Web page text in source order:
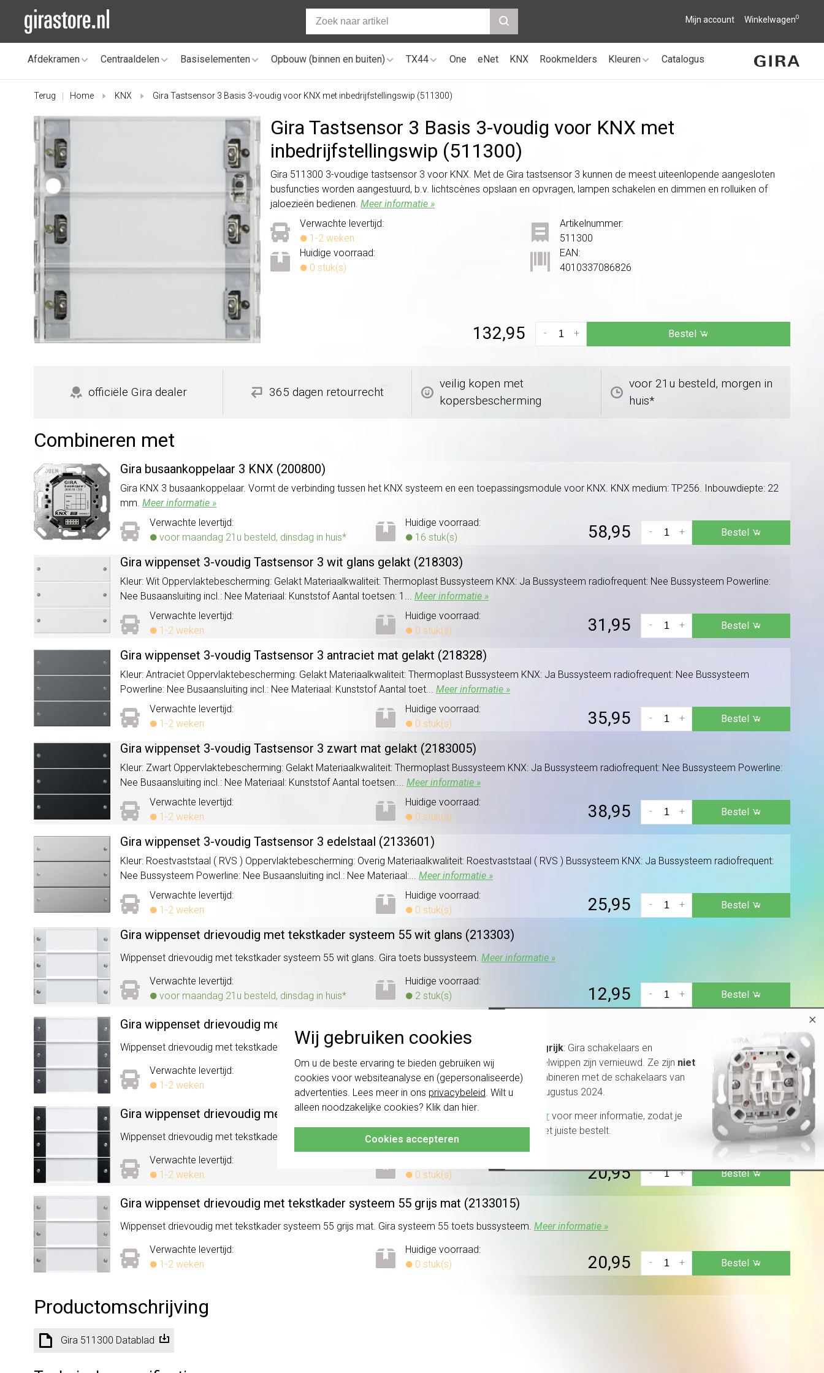
Wij gebruiken cookies
Om u de beste ervaring te bieden gebruiken wij
cookies voor websiteanalyse en (gepersonaliseerde)
advertenties. Lees meer in ons privacybeleid. Wilt u
alleen noodzakelijke cookies? Klik dan hier.
Cookies accepteren
Mijn account Winkelwagen0
Afdekramen Centraaldelen Basiselementen Opbouw (binnen en buiten) TX44 One eNet KNX Rookmelders Kleuren Catalogus
Terug Home KNX Gira Tastsensor 3 Basis 3-voudig voor KNX met inbedrijfstellingswip (511300)
Gira Tastsensor 3 Basis 3-voudig voor KNX met
inbedrijfstellingswip (511300)
Gira 511300 3-voudige tastsensor 3 voor KNX. Met de Gira tastsensor 3 kunnen de meest uiteenlopende aangesloten
busfuncties worden aangestuurd, b.v. lichtscènes opslaan en opvragen, lampen schakelen en dimmen en rolluiken of
jaloezieën bedienen.Meer informatie »
Verwachte levertijd:
1-2 weken
Huidige voorraad:
0 stuk(s)
Artikelnummer:
511300
EAN:
4010337086826
132,95 +
- Bestel
officiële Gira dealer 365 dagen retourrecht
veilig kopen met
kopersbescherming
voor 21u besteld, morgen in
huis*
Combineren met
Gira busaankoppelaar 3 KNX (200800)
Gira KNX 3 busaankoppelaar. Vormt de verbinding tussen het KNX systeem en een toepassingsmodule voor KNX. KNX medium: TP256. Inbouwdiepte: 22
mm. Meer informatie »
Verwachte levertijd:
voor maandag 21u besteld, dinsdag in huis*
Huidige voorraad:
16 stuk(s)
58,95 +
- Bestel
Gira wippenset 3-voudig Tastsensor 3 wit glans gelakt (218303)
Kleur: Wit Oppervlaktebescherming: Gelakt Materiaalkwaliteit: Thermoplast Bussysteem KNX: Ja Bussysteem radiofrequent: Nee Bussysteem Powerline:
Nee Busaansluiting incl.: Nee Materiaal: Kunststof Aantal toetsen: 1... Meer informatie »
Verwachte levertijd:
1-2 weken
Huidige voorraad:
0 stuk(s)
31,95 +
- Bestel
Gira wippenset 3-voudig Tastsensor 3 antraciet mat gelakt (218328)
Kleur: Antraciet Oppervlaktebescherming: Gelakt Materiaalkwaliteit: Thermoplast Bussysteem KNX: Ja Bussysteem radiofrequent: Nee Bussysteem
Powerline: Nee Busaansluiting incl.: Nee Materiaal: Kunststof Aantal toet... Meer informatie »
Verwachte levertijd:
1-2 weken
Huidige voorraad:
0 stuk(s)
35,95 +
- Bestel
Gira wippenset 3-voudig Tastsensor 3 zwart mat gelakt (2183005)
Kleur: Zwart Oppervlaktebescherming: Gelakt Materiaalkwaliteit: Thermoplast Bussysteem KNX: Ja Bussysteem radiofrequent: Nee Bussysteem Powerline:
Nee Busaansluiting incl.: Nee Materiaal: Kunststof Aantal toetsen:... Meer informatie »
Verwachte levertijd:
1-2 weken
Huidige voorraad:
0 stuk(s)
38,95 +
- Bestel
Gira wippenset 3-voudig Tastsensor 3 edelstaal (2133601)
Kleur: Roestvaststaal ( RVS ) Oppervlaktebescherming: Overig Materiaalkwaliteit: Roestvaststaal ( RVS ) Bussysteem KNX: Ja Bussysteem radiofrequent:
Nee Bussysteem Powerline: Nee Busaansluiting incl.: Nee Materiaal:... Meer informatie »
Verwachte levertijd:
1-2 weken
Huidige voorraad:
0 stuk(s)
25,95 +
- Bestel
Gira wippenset drievoudig met tekstkader systeem 55 wit glans (213303)
Wippenset drievoudig met tekstkader systeem 55 wit glans. Gira toets bussysteem. Meer informatie »
Verwachte levertijd:
voor maandag 21u besteld, dinsdag in huis*
Huidige voorraad:
2 stuk(s)
12,95 +
- Bestel
Gira wippenset drievoudig met tekstkader systeem 55 antraciet (213328)
Wippenset drievoudig met tekstkader systeem 55 antraciet. Gira toets bussysteem.
Meer informatie »
Verwachte levertijd:
1-2 weken
Huidige voorraad:
0 stuk(s)
17,95 +
- Bestel
Gira wippenset drievoudig met tekstkader systeem 55 zwart mat (2133005)
Wippenset drievoudig met tekstkader systeem 55 zwart mat. Gira toets bussysteem.
Meer informatie »
Verwachte levertijd:
1-2 weken
0 stuk(s)
20,95 +
- Bestel
Gira wippenset drievoudig met tekstkader systeem 55 grijs mat (2133015)
Wippenset drievoudig met tekstkader systeem 55 grijs mat. Gira systeem 55 toets bussysteem. Meer informatie »
Verwachte levertijd:
1-2 weken
Huidige voorraad:
0 stuk(s)
20,95 +
- Bestel
Productomschrijving
Gira 511300 Datablad
×
Belangrijk: Gira schakelaars en
schakelwippen zijn vernieuwd. Ze zijn niet
te combineren met de schakelaars van
vóór augustus 2024.
Klik hier voor meer informatie, zodat je
altijd het juiste bestelt.